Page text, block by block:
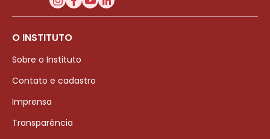
O INSTITUTO
Sobre o Instituto
Contato e cadastro
Imprensa
Transparência